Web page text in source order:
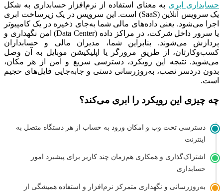
حسابداری ابری به معنای استفاده از نرم‌افزار حسابداری به شکل
یک سرویس آنلاین (SaaS) است. این سرویس در یک زیرساخت ابری
اجرا می‌شود. یعنی داده‌های مالی شما به‌جای ذخیره در یک کامپیوتر
یا سرور داخل شرکت، در مراکز داده (Data Center) امن نگهداری و
پردازش می‌شوند. بنابراین شما، مدیران مالی و حسابداران
کسب‌وکارتان، از طریق مرورگر یا اپلیکیشن موبایل به آن وصل
می‌شوید. نتیجه این رویکرد، دسترسی سریع و امن از هر مکان،
بدون دردسر نصب، به‌روزرسانی دستی و جابه‌جایی فایل‌های حجیم
است.
چه چیزی این رویکرد را ابری می‌کند؟
دسترسی تحت وب و امکان ورود به حساب از هر دستگاه متصل به
اینترنت
اشتراک‌گذاری و همکاری هم‌زمان چند کاربر برای پیشبرد امور
حسابداری
به‌روزرسانی و نگهداری متمرکز نرم‌افزار و استفاده همیشگی از